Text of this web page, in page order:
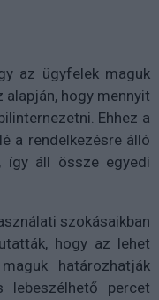
az ügyfelek maguk
hogy mennyit
Ehhez a
a rendelkezésre álló
így áll össze egyedi
szokásaikban
hogy az lehet
határozhatják
lebeszélhető percet